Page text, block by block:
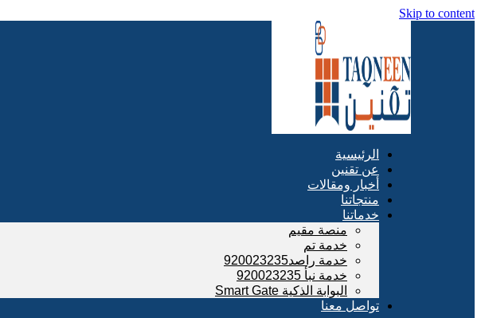
Skip to content
الرئيسية
عن تقنين
أخبار ومقالات
منتجاتنا
خدماتنا
منصة مقيم
خدمة تم
خدمة راصد920023235
خدمة نبأ 920023235
البوابة الذكية Smart Gate
تواصل معنا